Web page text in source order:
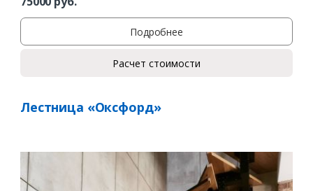
Подробнее
Расчет стоимости
Лестница «Оксфорд»